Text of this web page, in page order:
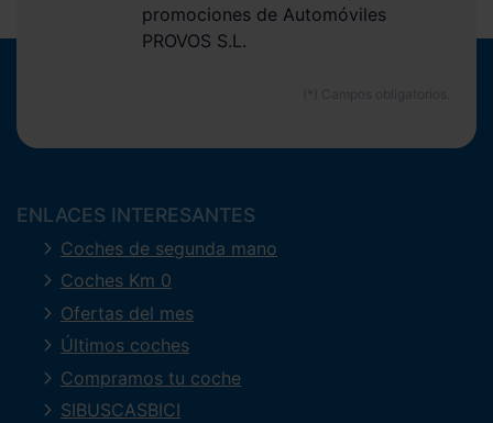
promociones de Automóviles
PROVOS S.L.
ENLACES INTERESANTES
Coches de segunda mano
Coches Km 0
Ofertas del mes
Últimos coches
Compramos tu coche
SIBUSCASBICI